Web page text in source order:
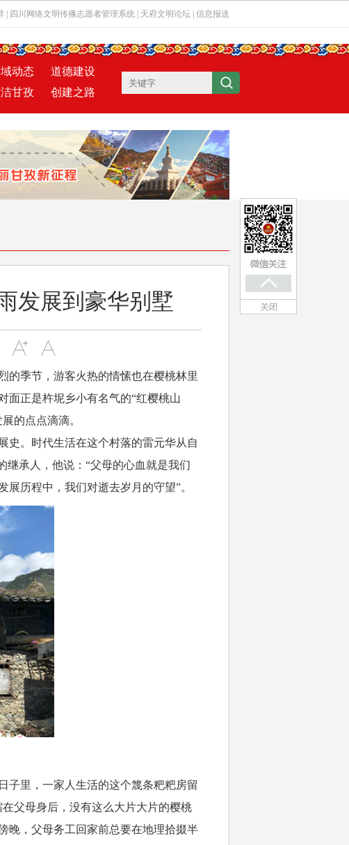
四川网络文明传播志愿者管理系统 天府文明论坛 信息报送
动态
道德建设
甘孜 创建之路
发展到豪华别墅
季节，游客火热的情愫也在樱桃林里
面正是杵坭乡小有名气的“红樱桃山
的点点滴滴。
。时代生活在这个村落的雷元华从自
继承人，他说：“父母的心血就是我们
历程中，我们对逝去岁月的守望”。
里，一家人生活的这个篾条粑粑房留
父母身后，没有这么大片大片的樱桃
晚，父母务工回家前总要在地理拾掇半